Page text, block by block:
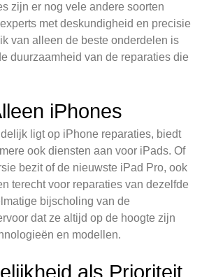
zijn er nog vele andere soorten
met deskundigheid en precisie
van alleen de beste onderdelen is
duurzaamheid van de reparaties die
iPhones
ligt op iPhone reparaties, biedt
ook diensten aan voor iPads. Of
bezit of de nieuwste iPad Pro, ook
terecht voor reparaties van dezelfde
bijscholing van de
dat ze altijd op de hoogte zijn
en modellen.
als Prioriteit